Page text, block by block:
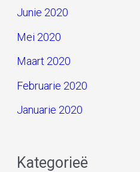
Junie 2020
Mei 2020
Maart 2020
Februarie 2020
Januarie 2020
Kategorieë